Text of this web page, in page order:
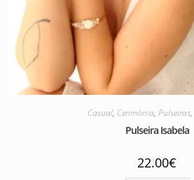
Casual, Cerimónia, Pulseiras,
Pulseira Isabela
22.00€